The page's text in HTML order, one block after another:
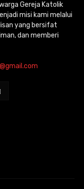
Gereja Katolik
misi kami melalui
yang bersifat
dan memberi